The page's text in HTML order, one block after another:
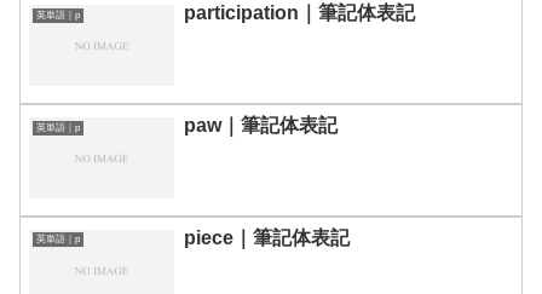
英単語｜p participation｜筆記体表記
英単語｜p paw｜筆記体表記
英単語｜p piece｜筆記体表記